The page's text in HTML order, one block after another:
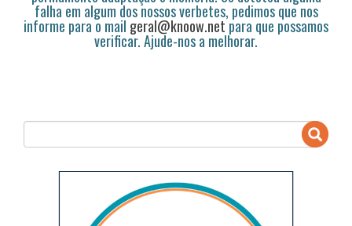
falha em algum dos nossos verbetes, pedimos que nos
informe para o mail geral@knoow.netpara que possamos
verificar. Ajude-nos a melhorar.